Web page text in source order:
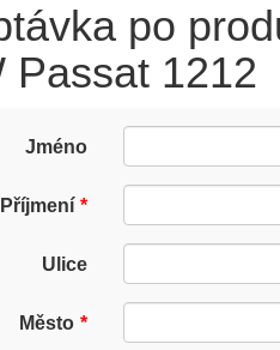
po
Passat 1212
Jméno
Příjmení
Ulice
Město